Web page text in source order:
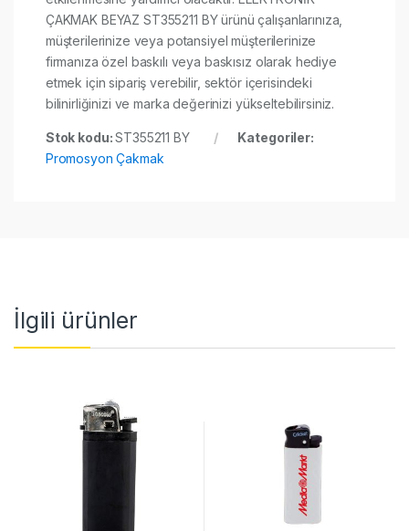
ÇAKMAK BEYAZ ST355211 BY ürünü çalışanlarınıza,
müşterilerinize veya potansiyel müşterilerinize
firmanıza özel baskılı veya baskısız olarak hediye
etmek için sipariş verebilir, sektör içerisindeki
bilinirliğinizi ve marka değerinizi yükseltebilirsiniz.
Stok kodu:ST355211 BY
Kategoriler:
Promosyon Çakmak
İlgili ürünler